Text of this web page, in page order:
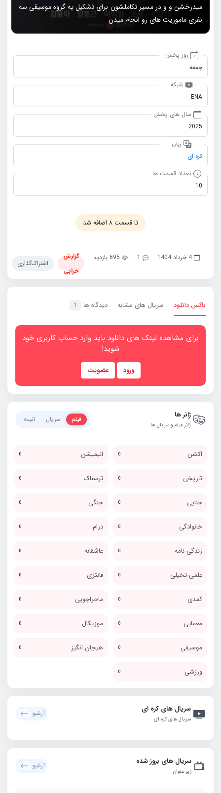
میدرخشن و و در مسیر تکاملشون برای تشکیل یه گروه موسیقی سه
نفری ماموریت های رو انجام میدن
روز پخش
جمعه
شبکه
ENA
سال های پخش
2025
زبان
کره ای
تعداد قسمت ها
10
تا قسمت ۸ اضافه شد
4 خرداد 1404 1 695 بازدید
گزارش
خرابی
اشتراک‌گذاری
باکس دانلود سریال های مشابه دیدگاه ها 1
برای مشاهده لینک های دانلود باید وارد حساب کاربری خود
شوید!
ورود عضویت
ژانر ها
ژانر فیلم و سریال ها
فیلم سریال انیمه
اکشن 0 انیمیشن 0
تاریخی 0 ترسناک 0
جنایی 0 جنگی 0
خانوادگی 0 درام 0
زندگی نامه 0 عاشقانه 0
علمی-تخیلی 0 فانتزی 0
کمدی 0 ماجراجویی 0
معمایی 0 موزیکال 0
موسیقی 0 هیجان انگیز 0
ورزشی 0
سریال های کره ای
سریال های کره ای
آرشیو
سریال های بروز شده
زیر عنوان
آرشیو